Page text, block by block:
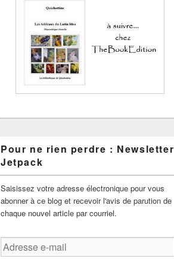
Pour ne rien perdre : Newsletter
Jetpack
Saisissez votre adresse électronique pour vous
abonner à ce blog et recevoir l'avis de parution de
chaque nouvel article par courriel.
Adresse
e-